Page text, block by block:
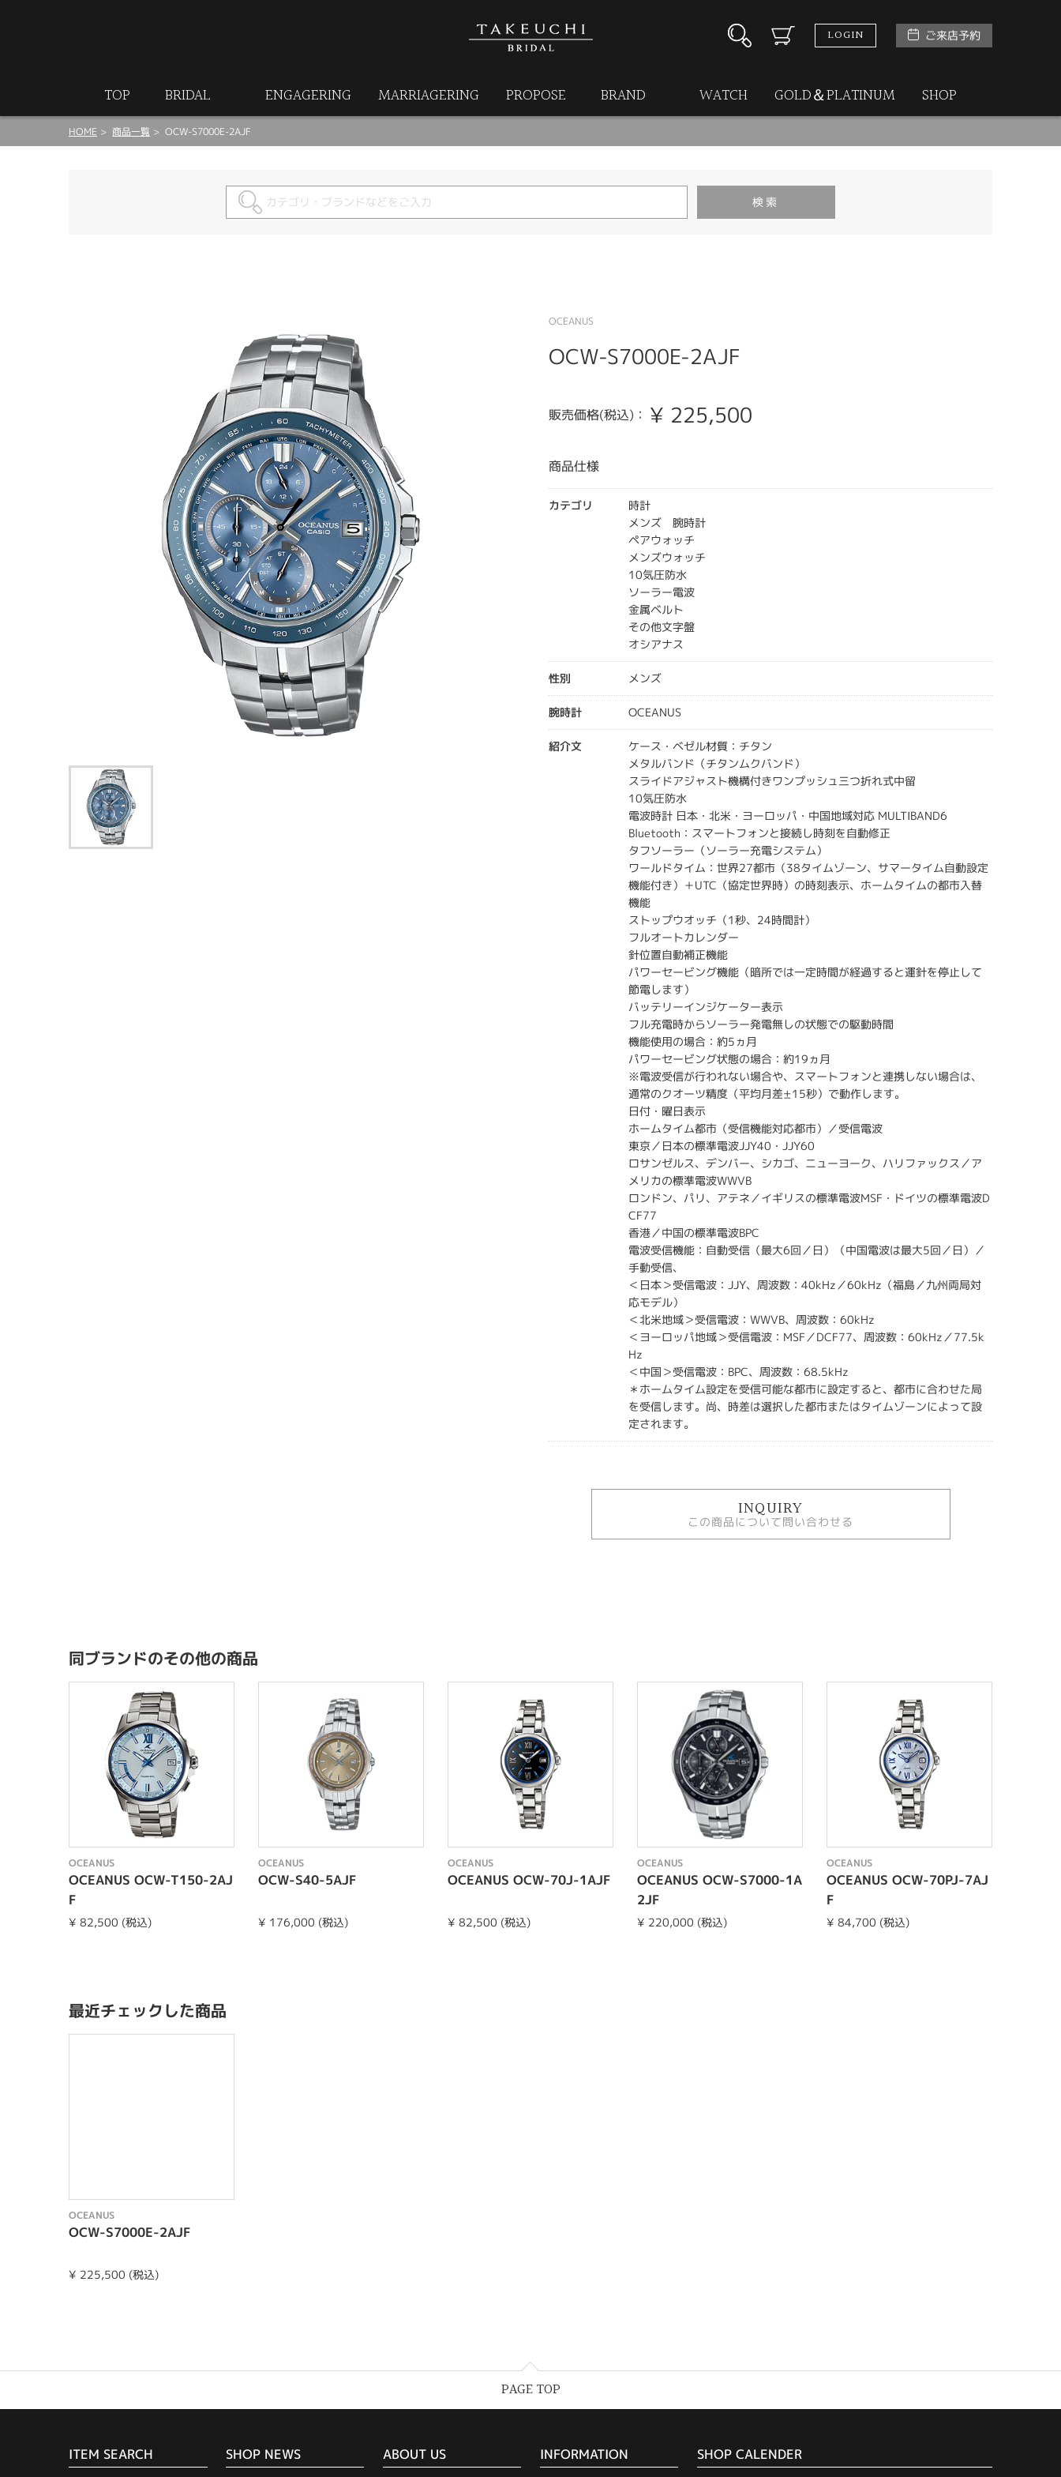
LOGIN ご来店予約
TOP BRIDAL ENGAGERING MARRIAGERING PROPOSE BRAND WATCH GOLD＆PLATINUM SHOP
HOME 商品一覧 OCW-S7000E-2AJF
OCEANUS
OCW-S7000E-2AJF
販売価格(税込)： ¥ 225,500
商品仕様
カテゴリ
時計
メンズ 腕時計
ペアウォッチ
メンズウォッチ
10気圧防水
ソーラー電波
金属ベルト
その他文字盤
オシアナス
性別 メンズ
腕時計 OCEANUS
紹介文
ケース・ベゼル材質：チタン
メタルバンド（チタンムクバンド）
スライドアジャスト機構付きワンプッシュ三つ折れ式中留
10気圧防水
電波時計 日本・北米・ヨーロッパ・中国地域対応 MULTIBAND6
Bluetooth：スマートフォンと接続し時刻を自動修正
タフソーラー（ソーラー充電システム）
ワールドタイム：世界27都市（38タイムゾーン、サマータイム自動設定
機能付き）＋UTC（協定世界時）の時刻表示、ホームタイムの都市入替
機能
ストップウオッチ（1秒、24時間計）
フルオートカレンダー
針位置自動補正機能
パワーセービング機能（暗所では一定時間が経過すると運針を停止して
節電します）
バッテリーインジケーター表示
フル充電時からソーラー発電無しの状態での駆動時間
機能使用の場合：約5ヵ月
パワーセービング状態の場合：約19ヵ月
※電波受信が行われない場合や、スマートフォンと連携しない場合は、
通常のクオーツ精度（平均月差±15秒）で動作します。
日付・曜日表示
ホームタイム都市（受信機能対応都市）／受信電波
東京／日本の標準電波JJY40・JJY60
ロサンゼルス、デンバー、シカゴ、ニューヨーク、ハリファックス／ア
メリカの標準電波WWVB
ロンドン、パリ、アテネ／イギリスの標準電波MSF・ドイツの標準電波D
CF77
香港／中国の標準電波BPC
電波受信機能：自動受信（最大6回／日）（中国電波は最大5回／日）／
手動受信、
＜日本＞受信電波：JJY、周波数：40kHz／60kHz（福島／九州両局対
応モデル）
＜北米地域＞受信電波：WWVB、周波数：60kHz
＜ヨーロッパ地域＞受信電波：MSF／DCF77、周波数：60kHz／77.5k
Hz
＜中国＞受信電波：BPC、周波数：68.5kHz
＊ホームタイム設定を受信可能な都市に設定すると、都市に合わせた局
を受信します。尚、時差は選択した都市またはタイムゾーンによって設
定されます。
INQUIRY
この商品について問い合わせる
同ブランドのその他の商品
OCEANUS
OCEANUS OCW-T150-2AJ
F
¥ 82,500 (税込)
OCEANUS
OCW-S40-5AJF
¥ 176,000 (税込)
OCEANUS
OCEANUS OCW-70J-1AJF
¥ 82,500 (税込)
OCEANUS
OCEANUS OCW-S7000-1A
2JF
¥ 220,000 (税込)
OCEANUS
OCEANUS OCW-70PJ-7AJ
F
¥ 84,700 (税込)
最近チェックした商品
OCEANUS
OCW-S7000E-2AJF
¥ 225,500 (税込)
PAGE TOP
ITEM SEARCH SHOP NEWS ABOUT US INFORMATION SHOP CALENDER